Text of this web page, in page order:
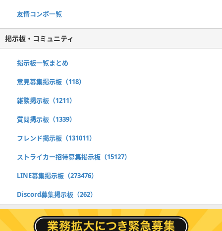
友情コンボ一覧
掲示板・コミュニティ
掲示板一覧まとめ
意見募集掲示板（118）
雑談掲示板（1211）
質問掲示板（1339）
フレンド掲示板（131011）
ストライカー招待募集掲示板（15127）
LINE募集掲示板（273476）
Discord募集掲示板（262）